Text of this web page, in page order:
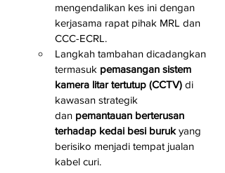
mengendalikan kes ini dengan
kerjasama rapat pihak MRL dan
CCC-ECRL.
Langkah tambahan dicadangkan
termasuk pemasangan sistem
kamera litar tertutup (CCTV) di
kawasan strategik
dan pemantauan berterusan
terhadap kedai besi buruk yang
berisiko menjadi tempat jualan
kabel curi.